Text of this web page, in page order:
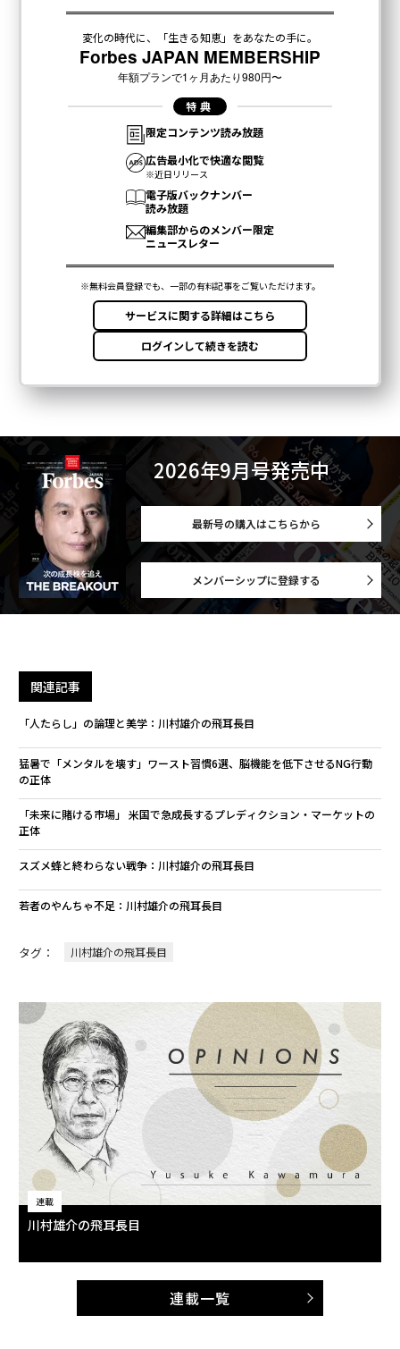
2026年9月号発売中
最新号の購入はこちらから
メンバーシップに登録する
関連記事
「人たらし」の論理と美学：川村雄介の飛耳長目
猛暑で「メンタルを壊す」ワースト習慣6選、脳機能を低下させるNG行動
の正体
「未来に賭ける市場」 米国で急成長するプレディクション・マーケットの
正体
スズメ蜂と終わらない戦争：川村雄介の飛耳長目
若者のやんちゃ不足：川村雄介の飛耳長目
タグ： 川村雄介の飛耳長目
連載
川村雄介の飛耳長目
連載一覧